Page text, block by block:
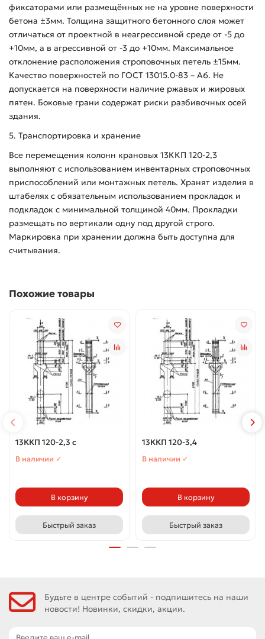
фиксаторами или размещённых не на уровне поверхности
бетона ±3мм. Толщина защитного бетонного слоя может
отличаться от проектной в неагрессивной среде от -5 до
+10мм, а в агрессивной от -3 до +10мм. Максимальное
отклонение расположения строповочных петель ±15мм.
Качество поверхностей по ГОСТ 13015.0-83 – А6. Не
допускается на поверхности наличие ржавых и жировых
пятен. Боковые грани содержат риски разбивочных осей
здания.
5. Транспортировка и хранение
Все перемещения колонн крановых 13ККП 120-2,3
выполняют с использованием инвентарных строповочных
приспособлений или монтажных петель. Хранят изделия в
штабелях с обязательным использованием прокладок и
подкладок с минимальной толщиной 40мм. Прокладки
размещать по вертикали одну под другой строго.
Маркировка при хранении должна быть доступна для
считывания.
Похожие товары
13ККП 120-2,3 с
В наличии ✓
В корзину
Быстрый заказ
13ККП 120-3,4
В наличии ✓
В корзину
Быстрый заказ
Будьте в центре событий - подпишитесь на наши
новости! Новинки, скидки, акции.